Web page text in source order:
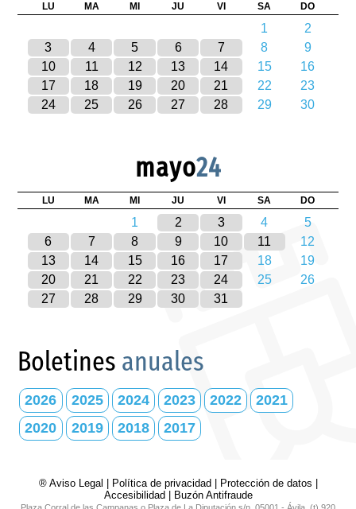
LU MA MI JU VI SA DO
1
2
3
4 5 6 7 8
9
10
11 12 13 14 15
16
17
18 19 20 21 22
23
24
25 26 27 28 29 30
mayo24
LU MA MI JU VI SA DO
1 2 3 4
5
6
7 8 9 10 11
12
13
14 15 16 17 18
19
20
21 22 23 24 25
26
27
28 29 30 31
Boletines anuales
2026 2025 2024 2023 2022
2021
2020
2019 2018 2017
® Aviso Legal Política de privacidad Protección de datos
Accesibilidad
Buzón Antifraude